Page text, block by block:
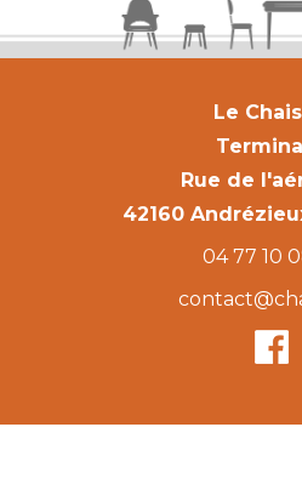
Le
Rue de
42160
04 77 10